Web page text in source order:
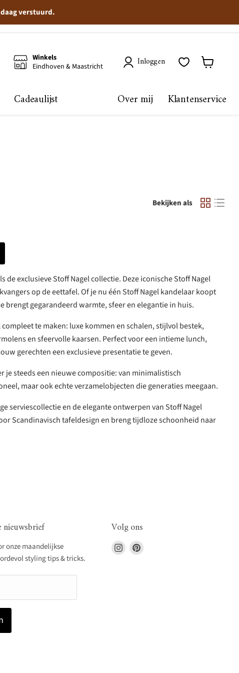
verstuurd.
Winkels
Eindhoven & Maastricht
Inloggen
Cadeaulijst Over mij Klantenservice
Bekijken als
exclusieve Stoff Nagel collectie. Deze iconische Stoff Nagel
op de eettafel. Of je nu één Stoff Nagel kandelaar koopt
gegarandeerd warmte, sfeer en elegantie in huis.
te maken: luxe kommen en schalen, stijlvol bestek,
en sfeervolle kaarsen. Perfect voor een intieme lunch,
gerechten een exclusieve presentatie te geven.
je steeds een nieuwe compositie: van minimalistisch
maar ook echte verzamelobjecten die generaties meegaan.
serviescollectie en de elegante ontwerpen van Stoff Nagel
Scandinavisch tafeldesign en breng tijdloze schoonheid naar
nieuwsbrief
onze maandelijkse
styling tips & tricks.
Volg ons
Vind
ons
Vind